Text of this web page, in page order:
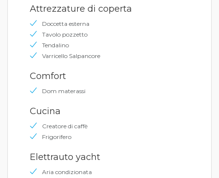
Attrezzature di coperta
Doccetta esterna
Tavolo pozzetto
Tendalino
Varricello Salpancore
Comfort
Dom materassi
Cucina
Creatore di caffè
Frigorifero
Elettrauto yacht
Aria condizionata